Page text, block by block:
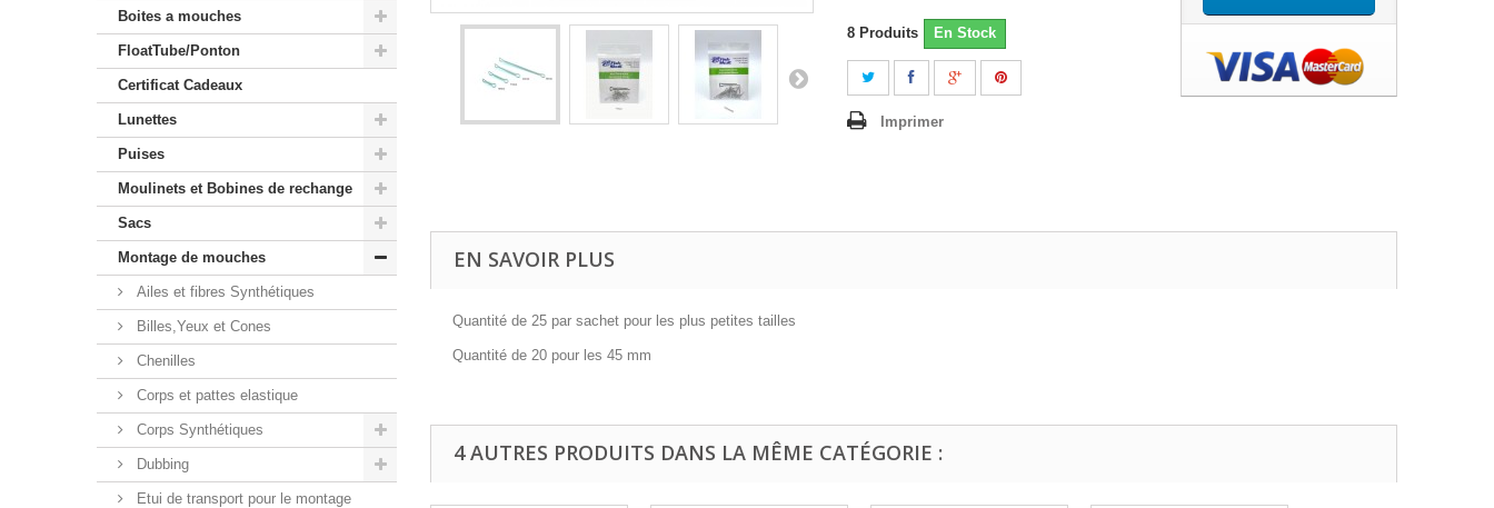
Boites a mouches
FloatTube/Ponton
Certificat Cadeaux
Lunettes
Puises
Moulinets et Bobines de rechange
Sacs
Montage de mouches
Ailes et fibres Synthétiques
Billes,Yeux et Cones
Chenilles
Corps et pattes elastique
Corps Synthétiques
Dubbing
Etui de transport pour le montage
8 Produits En Stock
Imprimer
EN SAVOIR PLUS
Quantité de 25 par sachet pour les plus petites tailles
Quantité de 20 pour les 45 mm
4 AUTRES PRODUITS DANS LA MÊME CATÉGORIE :